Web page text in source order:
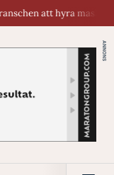
direkt i telefonen.
ANNONS